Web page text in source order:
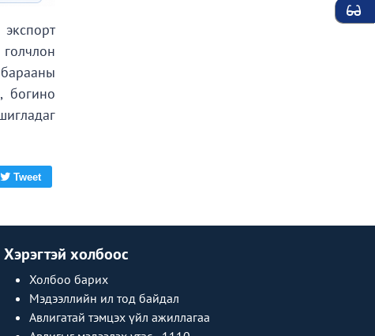
богино
Tweet
Хэрэгтэй холбоос
Холбоо барих
Мэдээллийн ил тод байдал
Авлигатай тэмцэх үйл ажиллагаа